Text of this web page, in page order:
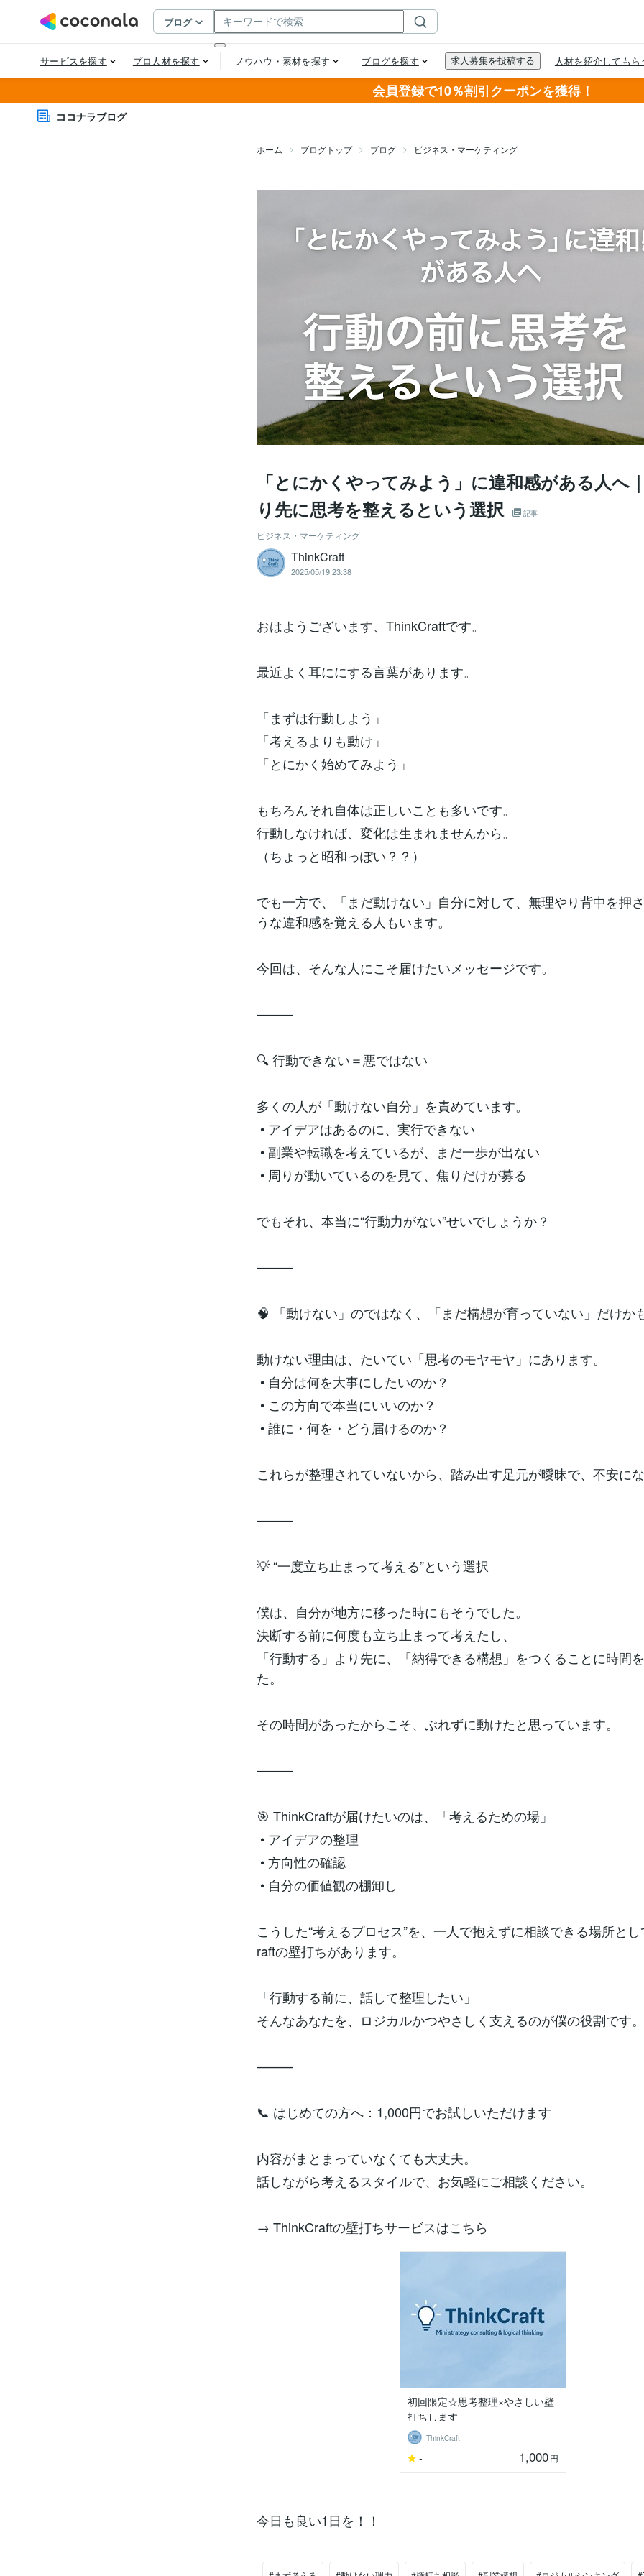
会員登録で10％割引クーポンを獲得！
ココナラブログ
ホーム ブログトップ ブログ ビジネス・マーケティング
「とにかくやってみよう」に違和感がある人へ
り先に思考を整えるという選択
記事
ビジネス・マーケティング
ThinkCraft
2025/05/19 23:38
おはようございます、ThinkCraftです。
最近よく耳ににする言葉があります。
「まずは行動しよう」
「考えるよりも動け」
「とにかく始めてみよう」
もちろんそれ自体は正しいことも多いです。
行動しなければ、変化は生まれませんから。
（ちょっと昭和っぽい？？）
でも一方で、「まだ動けない」自分に対して、無理やり背中を押
うな違和感を覚える人もいます。
今回は、そんな人にこそ届けたいメッセージです。
⸻
🔍 行動できない＝悪ではない
多くの人が「動けない自分」を責めています。
• アイデアはあるのに、実行できない
• 副業や転職を考えているが、まだ一歩が出ない
• 周りが動いているのを見て、焦りだけが募る
でもそれ、本当に“行動力がない”せいでしょうか？
⸻
🧠 「動けない」のではなく、「まだ構想が育っていない」だけか
動けない理由は、たいてい「思考のモヤモヤ」にあります。
• 自分は何を大事にしたいのか？
• この方向で本当にいいのか？
• 誰に・何を・どう届けるのか？
これらが整理されていないから、踏み出す足元が曖昧で、不安に
⸻
💡 “一度立ち止まって考える”という選択
僕は、自分が地方に移った時にもそうでした。
決断する前に何度も立ち止まって考えたし、
「行動する」より先に、「納得できる構想」をつくることに時間
た。
その時間があったからこそ、ぶれずに動けたと思っています。
⸻
🎯 ThinkCraftが届けたいのは、「考えるための場」
• アイデアの整理
• 方向性の確認
• 自分の価値観の棚卸し
こうした“考えるプロセス”を、一人で抱えずに相談できる場所と
raftの壁打ちがあります。
「行動する前に、話して整理したい」
そんなあなたを、ロジカルかつやさしく支えるのが僕の役割です。
⸻
📞 はじめての方へ：1,000円でお試しいただけます
内容がまとまっていなくても大丈夫。
話しながら考えるスタイルで、お気軽にご相談ください。
→ ThinkCraftの壁打ちサービスはこちら
初回限定☆思考整理×やさしい壁
打ちします
ThinkCraft
- 1,000円
今日も良い1日を！！